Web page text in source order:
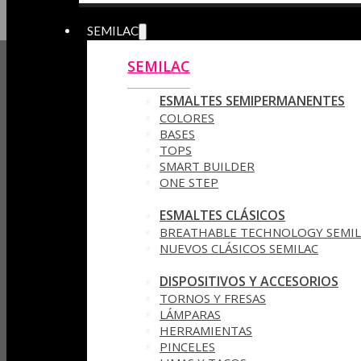
SEMILAC
SEMILAC
ESMALTES SEMIPERMANENTES
COLORES
BASES
TOPS
SMART BUILDER
ONE STEP
ESMALTES CLÁSICOS
BREATHABLE TECHNOLOGY
NUEVOS CLÁSICOS SEMILAC
DISPOSITIVOS Y ACCESORIOS
TORNOS Y FRESAS
LÁMPARAS
HERRAMIENTAS
PINCELES